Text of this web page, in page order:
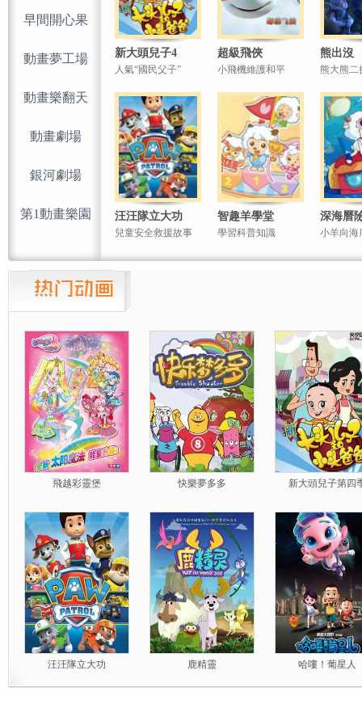
早間開心果
動畫夢工場
動畫樂翻天
動畫劇場
銀河劇場
第1動畫樂園
新大頭兒子4
人氣“國民父子”
超級飛俠
小飛機維護和平
熊出沒
熊大熊二
汪汪隊立大功
兒童安全救援故事
智趣羊學堂
學習科普知識
深海曆
小羊向海
飛越彩靈堡 快樂夢多多 新大頭兒子第四
汪汪隊立大功 鹿精靈 哈嘍！葡星人